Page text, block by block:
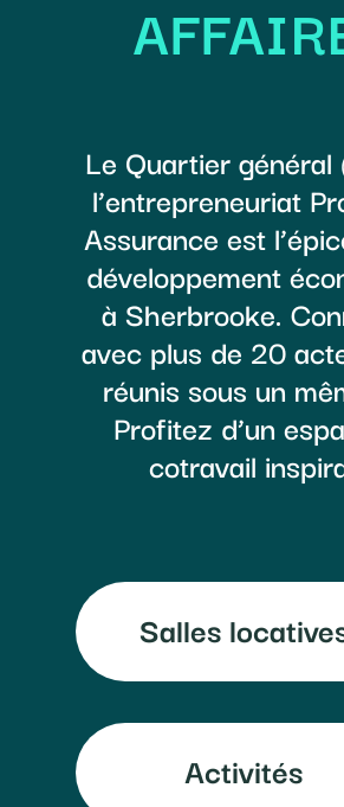
Le Quartier général
l’entrepreneuriat
Assurance est
développement
à Sherbrooke.
avec plus de 20
réunis sous un
Profitez d’un
cotravail
Salles
Activités